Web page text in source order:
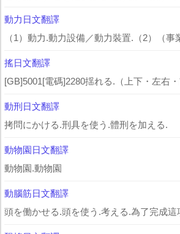
動力日文翻譯
（1）動力.動力設備／動力裝置.（2）（
搖日文翻譯
[GB]5001[電碼]2280揺れる.（上下・左右
動刑日文翻譯
拷問にかける.刑具を使う.體刑を加える.
動物園日文翻譯
動物園.動物園
動腦筋日文翻譯
頭を働かせる.頭を使う.考える.為了完成這